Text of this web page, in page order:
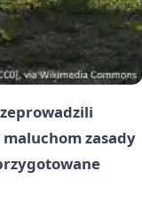
zasady